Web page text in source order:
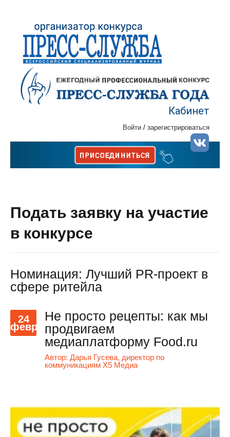
Кабинет
Войти / зарегистрироваться
Подать заявку на участие
в конкурсе
Номинация: Лучший PR-проект в
сфере ритейла
24
февр
Не просто рецепты: как мы
продвигаем
медиаплатформу Food.ru
Автор: Дарья Гусева, директор по
коммуникациям X5 Медиа